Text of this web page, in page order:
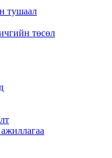
тушаал
төсөл